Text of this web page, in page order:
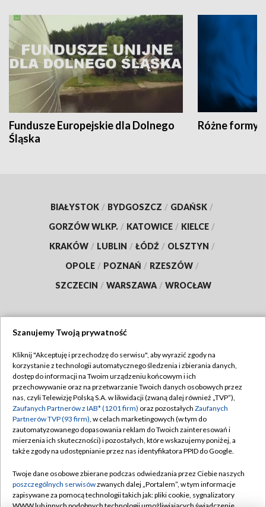
Fundusze Europejskie dla Dolnego
Śląska
Różne formy
BIAŁYSTOK / BYDGOSZCZ / GDAŃSK /
GORZÓW WLKP. / KATOWICE / KIELCE /
KRAKÓW / LUBLIN / ŁÓDŹ / OLSZTYN /
OPOLE / POZNAŃ / RZESZÓW /
SZCZECIN / WARSZAWA / WROCŁAW
TVP
Abonament TVP
Emisja w TVP
Centrum informacji TVP
Naziemna Telewizja Cyfrowa
Rada Programowa
System NOS
Regulamin TVP
Polityka prywatności
Moje zgody
Pomoc
Kontakt
Szanujemy Twoją prywatność
Kliknij "Akceptuję i przechodzę do serwisu", aby wyrazić zgody na
korzystanie z technologii automatycznego śledzenia i zbierania danych,
dostęp do informacji na Twoim urządzeniu końcowym i ich
przechowywanie oraz na przetwarzanie Twoich danych osobowych przez
nas, czyli Telewizję Polską S.A. w likwidacji (zwaną dalej również „TVP”),
Zaufanych Partnerów z IAB* (1201 firm) oraz pozostałych Zaufanych
Partnerów TVP (93 firm), w celach marketingowych (w tym do
zautomatyzowanego dopasowania reklam do Twoich zainteresowań i
mierzenia ich skuteczności) i pozostałych, które wskazujemy poniżej, a
także zgody na udostępnianie przez nas identyfikatora PPID do Google.
Twoje dane osobowe zbierane podczas odwiedzania przez Ciebie naszych
poszczególnych serwisówzwanych dalej „Portalem”, w tym informacje
zapisywane za pomocą technologii takich jak: pliki cookie, sygnalizatory